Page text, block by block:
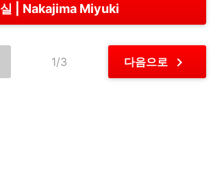
실 Nakajima Miyuki
1/3 다음으로 chevron_right